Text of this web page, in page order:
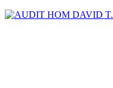
DAVID T.